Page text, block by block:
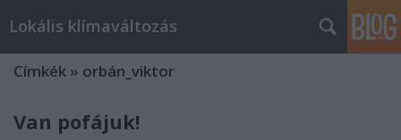
Lokális klímaváltozás
Címkék » orbán_viktor
Van pofájuk!